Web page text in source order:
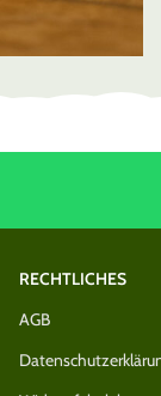
RECHTLICHES
AGB